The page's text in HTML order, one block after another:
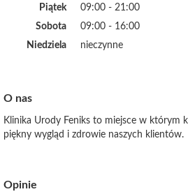
Piątek
09:00 - 21:00
Sobota
09:00 - 16:00
Niedziela
nieczynne
O nas
Klinika Urody Feniks to miejsce w którym
piękny wygląd i zdrowie naszych klientów.
Opinie